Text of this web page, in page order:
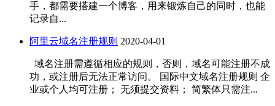
手，都需要搭建一个博客，用来锻炼自己的同时，也能
记录自...
阿里云域名注册规则 2020-04-01
域名注册需遵循相应的规则，否则，域名可能注册不成
功，或注册后无法正常访问。 国际中文域名注册规则 企
业或个人均可注册； 无须提交资料； 简繁体只需注...